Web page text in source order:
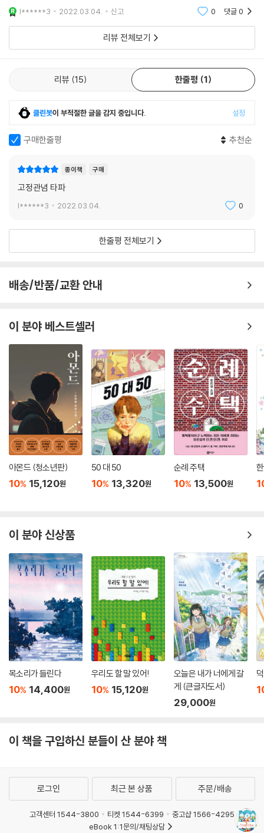
드레스 같은 전형적인 공주의 모습에서 의도적으로 탈피하여 자신만의 독
창적인 그림을 그려 넣었다.
한 아이의 부모이기도 한 그들은 ‘여자아이가 집밖을 무대 삼아 자신의 힘
며 이 책을 기획했다. 『미스터 라푼젤』이 청소년은 물론, 전래동화를 듣고
자란 모두에게 세상을 바라보는 새로운 안경이 되어주고, 평등하고 창의적
인 시대를 살아가는 데 좋은 길잡이가 되어줄 것이다.
꿨을 뿐인데 어마어마한 범위로 이야기가 달라지네요. 아이에게 이런 경험
을 접하게 해주
l******3 2022.03.04. 신고 0 댓글0
리뷰 전체보기
리뷰 15 한줄평 1
클린봇이 부적절한 글을 감지 중입니다. 설정
구매한줄평 추천순
종이책 구매
고정관념 타파
l******3 2022.03.04. 0
한줄평 전체보기
배송/반품/교환 안내
이 분야 베스트셀러
아몬드 (청소년판)
10% 15,120원
50 대 50
10% 13,320원
순례 주택
10% 13,500원
이 분야 신상품
목소리가 들린다
10% 14,400원
우리도 할 말 있어!
10% 15,120원
오늘은 내가 너에게 갈
게 (큰글자도서)
29,000원
이 책을 구입하신 분들이 산 분야 책
로그인 최근 본 상품 주문/배송
고객센터 1544-3800 티켓 1544-6399
중고샵 1566-4295
eBook 1:1문의/채팅상담